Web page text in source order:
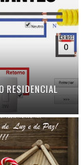
RESIDENCIAL